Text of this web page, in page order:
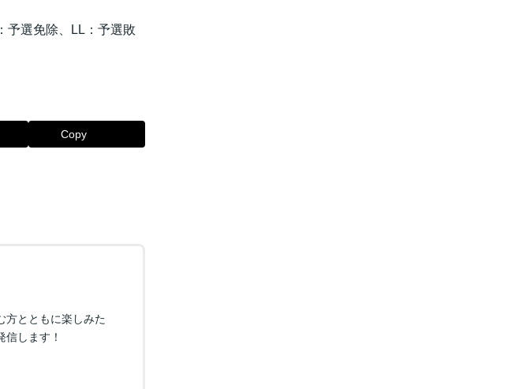
予選免除、LL：予選敗
Copy
方とともに楽しみた
します！